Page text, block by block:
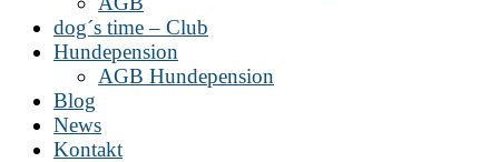
dog´s time – Club
Hundepension
AGB Hundepension
Blog
News
Kontakt